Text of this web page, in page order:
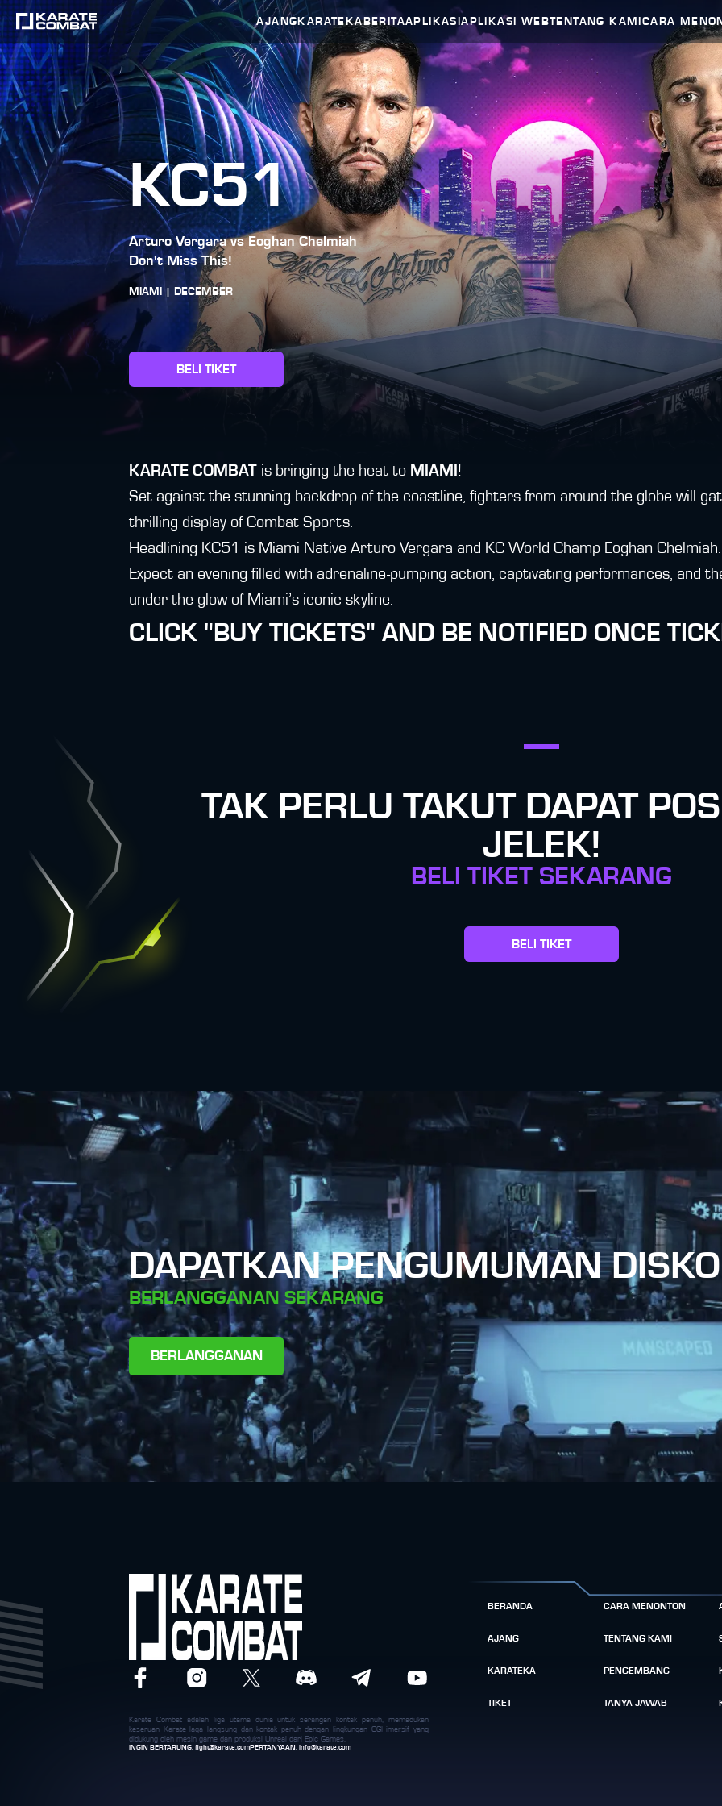
AJANGKARATEKABERITAAPLIKASIAPLIKASI WEBTENTANG KAMI CARA
KC51
Arturo Vergara vs Eoghan Chelmiah
Don't Miss This!
MIAMI | DECEMBER
BELI TIKET
KARATE COMBAT is bringing the heat to MIAMI !
Set against the stunning backdrop of the coastline, fighters from around the globe will
thrilling display of Combat Sports.
Headlining KC51 is Miami Native Arturo Vergara and KC World Champ Eoghan Chelmiah.
Expect an evening filled with adrenaline-pumping action, captivating performances, and
under the glow of Miami’s iconic skyline.
CLICK "BUY TICKETS" AND BE NOTIFIED ONCE
TAK PERLU TAKUT DAPAT
JELEK!
BELI TIKET SEKARANG
BELI TIKET
DAPATKAN PENGUMUMAN
BERLANGGANAN SEKARANG
BERLANGGANAN
BERANDA
AJANG
KARATEKA
TIKET
CARA MENONTON
TENTANG KAMI
PENGEMBANG
TANYA-JAWAB
Karate Combat adalah liga utama dunia untuk serangan kontak penuh, memadukan
keseruan Karate laga langsung dan kontak penuh dengan lingkungan CGI imersif yang
didukung oleh mesin game dan produksi Unreal dari Epic Games.
INGIN BERTARUNG: fight@karate.comPERTANYAAN: info@karate.com